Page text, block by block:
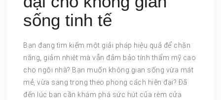
sống tinh tế
Bạn đang tìm kiếm một giải pháp hiệu quả để chặn
nắng, giảm nhiệt mà vẫn đảm bảo tính thẩm mỹ cao
cho ngôi nhà? Bạn muốn không gian sống vừa mát
mẻ, vừa sang trọng theo phong cách hiện đại? Đã
đến lúc bạn cần khám phá sức hút của rèm cửa